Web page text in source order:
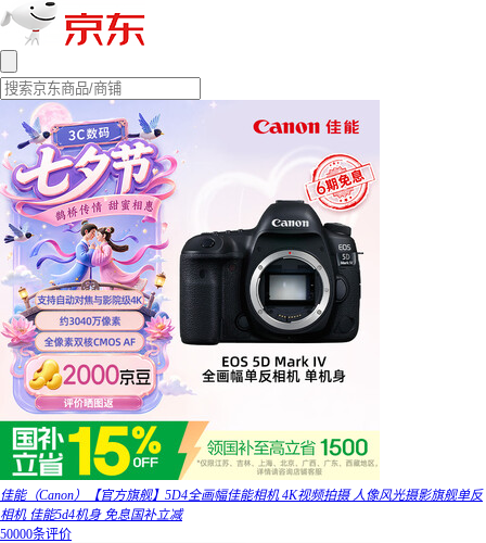
佳能（Canon）【官方旗舰】5D4全画幅佳能相机 4K视频拍摄 人像风光摄影旗舰单反
相机 佳能5d4机身 免息国补立减
50000条评价